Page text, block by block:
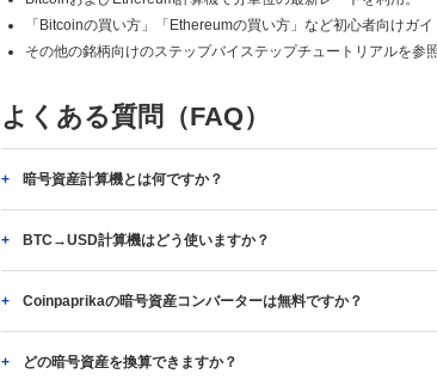
「Bitcoinの買い方」「Ethereumの買い方」など初心者向けガイ
その他の銘柄向けのステップバイステップチュートリアルを参照
よくある質問（FAQ）
暗号資産計算機とは何ですか？
BTC→USD計算機はどう使いますか？
Coinpaprikaの暗号資産コンバーターは無料ですか？
どの暗号資産を換算できますか？